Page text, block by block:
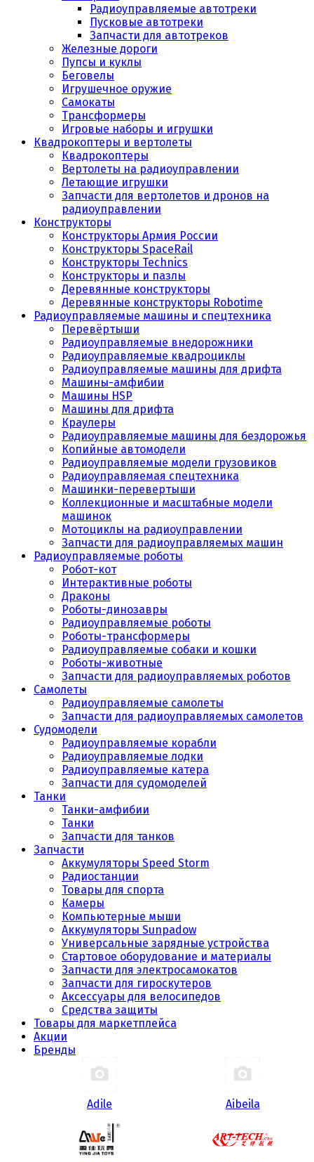
Радиоуправляемые автотреки
Пусковые автотреки
Запчасти для автотреков
Железные дороги
Пупсы и куклы
Беговелы
Игрушечное оружие
Самокаты
Трансформеры
Игровые наборы и игрушки
Квадрокоптеры и вертолеты
Квадрокоптеры
Вертолеты на радиоуправлении
Летающие игрушки
Запчасти для вертолетов и дронов на
радиоуправлении
Конструкторы
Конструкторы Армия России
Конструкторы SpaceRail
Конструкторы Technics
Конструкторы и пазлы
Деревянные конструкторы
Деревянные конструкторы Robotime
Радиоуправляемые машины и спецтехника
Перевёртыши
Радиоуправляемые внедорожники
Радиоуправляемые квадроциклы
Радиоуправляемые машины для дрифта
Машины-амфибии
Машины HSP
Машины для дрифта
Краулеры
Радиоуправляемые машины для бездорожья
Копийные автомодели
Радиоуправляемые модели грузовиков
Радиоуправляемая спецтехника
Машинки-перевертыши
Коллекционные и масштабные модели
машинок
Мотоциклы на радиоуправлении
Запчасти для радиоуправляемых машин
Радиоуправляемые роботы
Робот-кот
Интерактивные роботы
Драконы
Роботы-динозавры
Радиоуправляемые роботы
Роботы-трансформеры
Радиоуправляемые собаки и кошки
Роботы-животные
Запчасти для радиоуправляемых роботов
Самолеты
Радиоуправляемые самолеты
Запчасти для радиоуправляемых самолетов
Судомодели
Радиоуправляемые корабли
Радиоуправляемые лодки
Радиоуправляемые катера
Запчасти для судомоделей
Танки
Танки-амфибии
Танки
Запчасти для танков
Запчасти
Аккумуляторы Speed Storm
Радиостанции
Товары для спорта
Камеры
Компьютерные мыши
Аккумуляторы Sunpadow
Универсальные зарядные устройства
Стартовое оборудование и материалы
Запчасти для электросамокатов
Запчасти для гироскутеров
Аксессуары для велосипедов
Средства защиты
Товары для маркетплейса
Акции
Бренды
Adile Aibeila